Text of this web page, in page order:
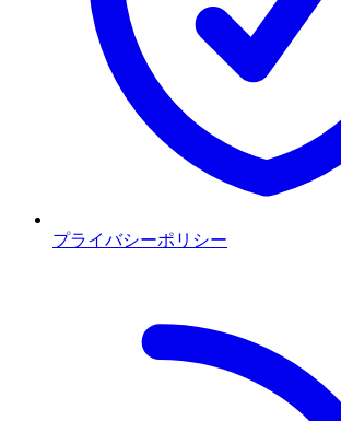
プライバシーポリシー